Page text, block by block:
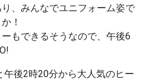
、みんなでユニフォーム姿で
！
もできるそうなので、午後6
後2時20分から大人気のヒー